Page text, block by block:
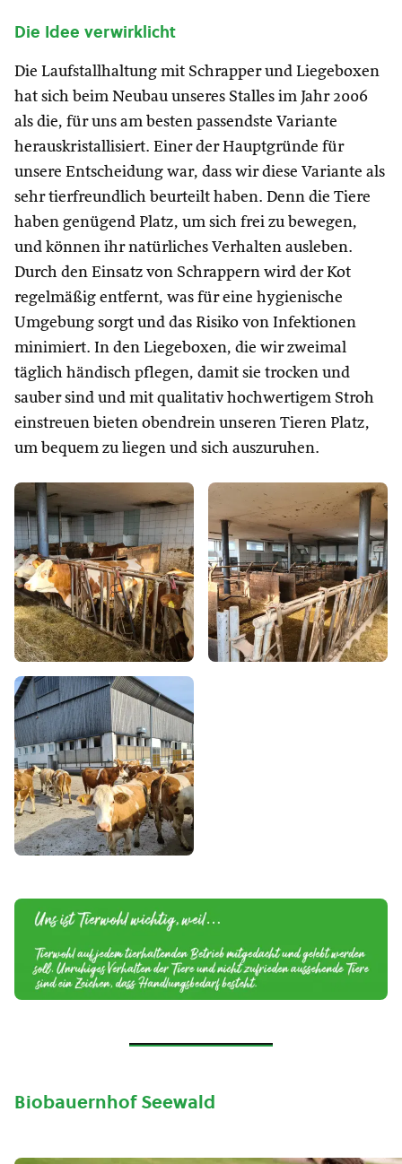
Die Idee verwirklicht
Die Laufstallhaltung mit Schrapper und Liegeboxen
hat sich beim Neubau unseres Stalles im Jahr 2006
als die, für uns am besten passendste Variante
herauskristallisiert. Einer der Hauptgründe für
unsere Entscheidung war, dass wir diese Variante als
sehr tierfreundlich beurteilt haben. Denn die Tiere
haben genügend Platz, um sich frei zu bewegen,
und können ihr natürliches Verhalten ausleben.
Durch den Einsatz von Schrappern wird der Kot
regelmäßig entfernt, was für eine hygienische
Umgebung sorgt und das Risiko von Infektionen
minimiert. In den Liegeboxen, die wir zweimal
täglich händisch pflegen, damit sie trocken und
sauber sind und mit qualitativ hochwertigem Stroh
einstreuen bieten obendrein unseren Tieren Platz,
um bequem zu liegen und sich auszuruhen.
Biobauernhof Seewald